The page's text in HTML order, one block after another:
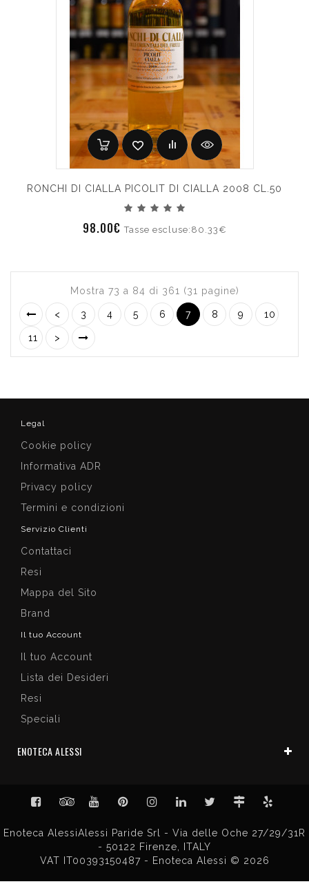
RONCHI DI CIALLA PICOLIT DI CIALLA 2008 CL.50
98.00€Tasse escluse:80.33€
Mostra 73 a 84 di 361 (31 pagine)
< 3 4 5 6 7 8 9 10
11 >
Legal
Cookie policy
Informativa ADR
Privacy policy
Termini e condizioni
Servizio Clienti
Contattaci
Resi
Mappa del Sito
Brand
Il tuo Account
Il tuo Account
Lista dei Desideri
Resi
Speciali
ENOTECA ALESSI
Enoteca AlessiAlessi Paride Srl - Via delle Oche 27/29/31R
- 50122 Firenze, ITALY
VAT IT00393150487 - Enoteca Alessi © 2026